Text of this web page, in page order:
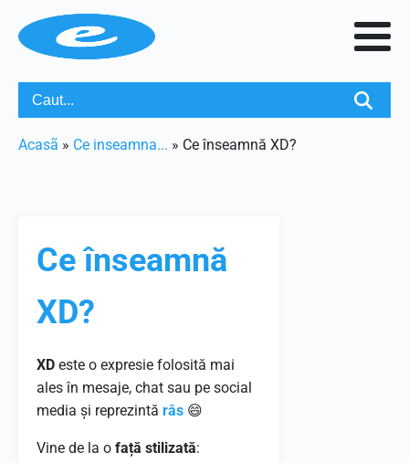
Acasã » Ce inseamna... » Ce înseamnă XD?
Ce înseamnă
XD?
XD este o expresie folosită mai
ales în mesaje, chat sau pe social
media și reprezintă râs 😄
Vine de la o față stilizată: